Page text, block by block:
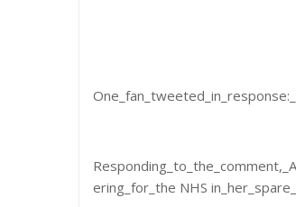
ering_for_the NHS